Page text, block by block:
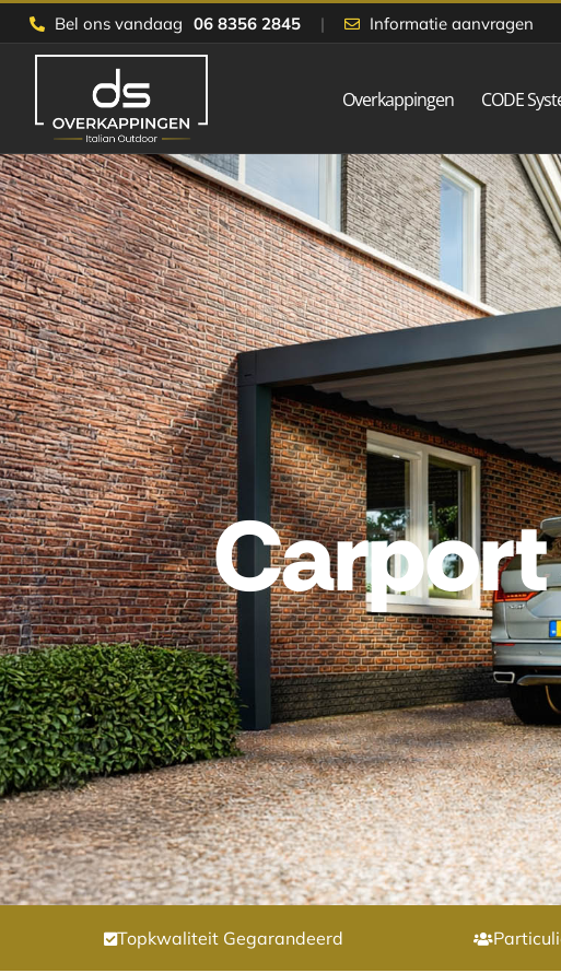
Skip
to
Bel ons vandaag 06 8356 2845 | Informatie aanvragen
Overkappingen CODE
Topkwaliteit Gegarandeerd